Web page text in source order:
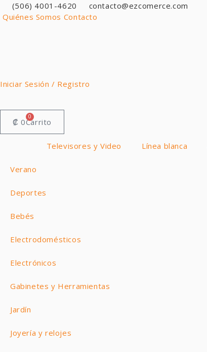
al
(506) 4001-4620
contacto@ezcomerce.com
Quiénes Somos Contacto
Iniciar Sesión / Registro
₡ 0
0
Carrito
Televisores y Video Línea blanca
Verano
Deportes
Bebés
Electrodomésticos
Electrónicos
Gabinetes y Herramientas
Jardín
Joyería y relojes